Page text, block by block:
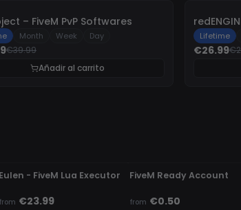
TZ Project – FiveM PvP Softwares
Month Week Day
€39.99
Añadir al carrito
10%
Lifetime
€26.99
Eulen - FiveM Lua Executor
from €23.99
FiveM Ready Account
from €0.50